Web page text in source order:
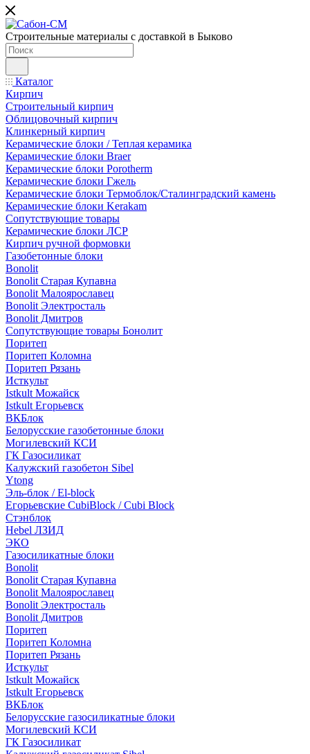
Строительные материалы с доставкой в Быково
Каталог
Кирпич
Строительный кирпич
Облицовочный кирпич
Клинкерный кирпич
Керамические блоки / Теплая керамика
Керамические блоки Braer
Керамические блоки Porotherm
Керамические блоки Гжель
Керамические блоки Термоблок/Сталинградский камень
Керамические блоки Kerakam
Сопутствующие товары
Керамические блоки ЛСР
Кирпич ручной формовки
Газобетонные блоки
Bonolit
Bonolit Старая Купавна
Bonolit Малоярославец
Bonolit Электросталь
Bonolit Дмитров
Сопутствующие товары Бонолит
Поритеп
Поритеп Коломна
Поритеп Рязань
Исткульт
Istkult Можайск
Istkult Егорьевск
ВКБлок
Белорусские газобетонные блоки
Могилевский КСИ
ГК Газосиликат
Калужский газобетон Sibel
Ytong
Эль-блок / El-block
Егорьевские CubiBlock / Cubi Block
Стэнблок
Hebel ЛЗИД
ЭКО
Газосиликатные блоки
Bonolit
Bonolit Старая Купавна
Bonolit Малоярославец
Bonolit Электросталь
Bonolit Дмитров
Поритеп
Поритеп Коломна
Поритеп Рязань
Исткульт
Istkult Можайск
Istkult Егорьевск
ВКБлок
Белорусские газосиликатные блоки
Могилевский КСИ
ГК Газосиликат